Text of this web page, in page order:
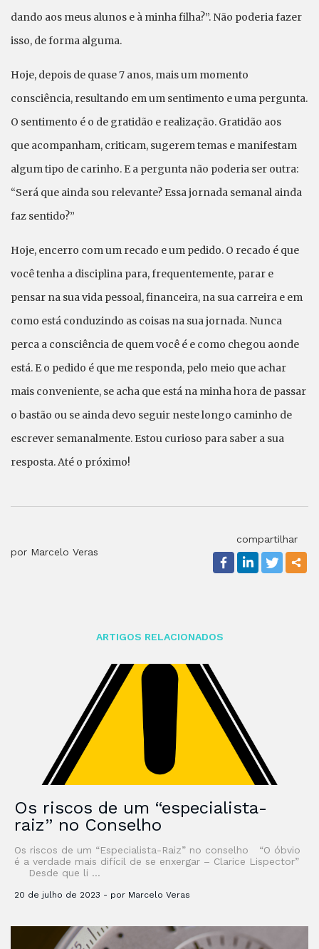
dando aos meus alunos e à minha filha?”. Não poderia fazer
isso, de forma alguma.
Hoje, depois de quase 7 anos, mais um momento
consciência, resultando em um sentimento e uma pergunta.
O sentimento é o de gratidão e realização. Gratidão aos
que acompanham, criticam, sugerem temas e manifestam
algum tipo de carinho. E a pergunta não poderia ser outra:
“Será que ainda sou relevante? Essa jornada semanal ainda
faz sentido?”
Hoje, encerro com um recado e um pedido. O recado é que
você tenha a disciplina para, frequentemente, parar e
pensar na sua vida pessoal, financeira, na sua carreira e em
como está conduzindo as coisas na sua jornada. Nunca
perca a consciência de quem você é e como chegou aonde
está. E o pedido é que me responda, pelo meio que achar
mais conveniente, se acha que está na minha hora de passar
o bastão ou se ainda devo seguir neste longo caminho de
escrever semanalmente. Estou curioso para saber a sua
resposta. Até o próximo!
por Marcelo Veras
compartilhar
ARTIGOS RELACIONADOS
Os riscos de um “especialista-
raiz” no Conselho
Os riscos de um “Especialista-Raiz” no conselho “O óbvio
é a verdade mais difícil de se enxergar – Clarice Lispector”
Desde que li …
20 de julho de 2023 - por Marcelo Veras